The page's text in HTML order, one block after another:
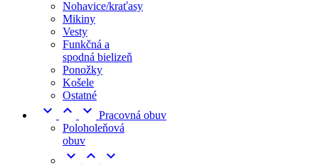
Nohavice/kraťasy
Mikiny
Vesty
Funkčná a
spodná bielizeň
Ponožky
Košele
Ostatné
   Pracovná obuv
Poloholeňová
obuv
  